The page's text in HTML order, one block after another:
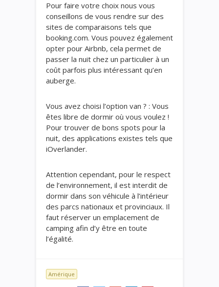
Pour faire votre choix nous vous
conseillons de vous rendre sur des
sites de comparaisons tels que
booking.com. Vous pouvez également
opter pour Airbnb, cela permet de
passer la nuit chez un particulier à un
coût parfois plus intéressant qu’en
auberge.
Vous avez choisi l’option van ? : Vous
êtes libre de dormir où vous voulez !
Pour trouver de bons spots pour la
nuit, des applications existes tels que
iOverlander.
Attention cependant, pour le respect
de l’environnement, il est interdit de
dormir dans son véhicule à l’intérieur
des parcs nationaux et provinciaux. Il
faut réserver un emplacement de
camping afin d’y être en toute
l’égalité.
Amérique